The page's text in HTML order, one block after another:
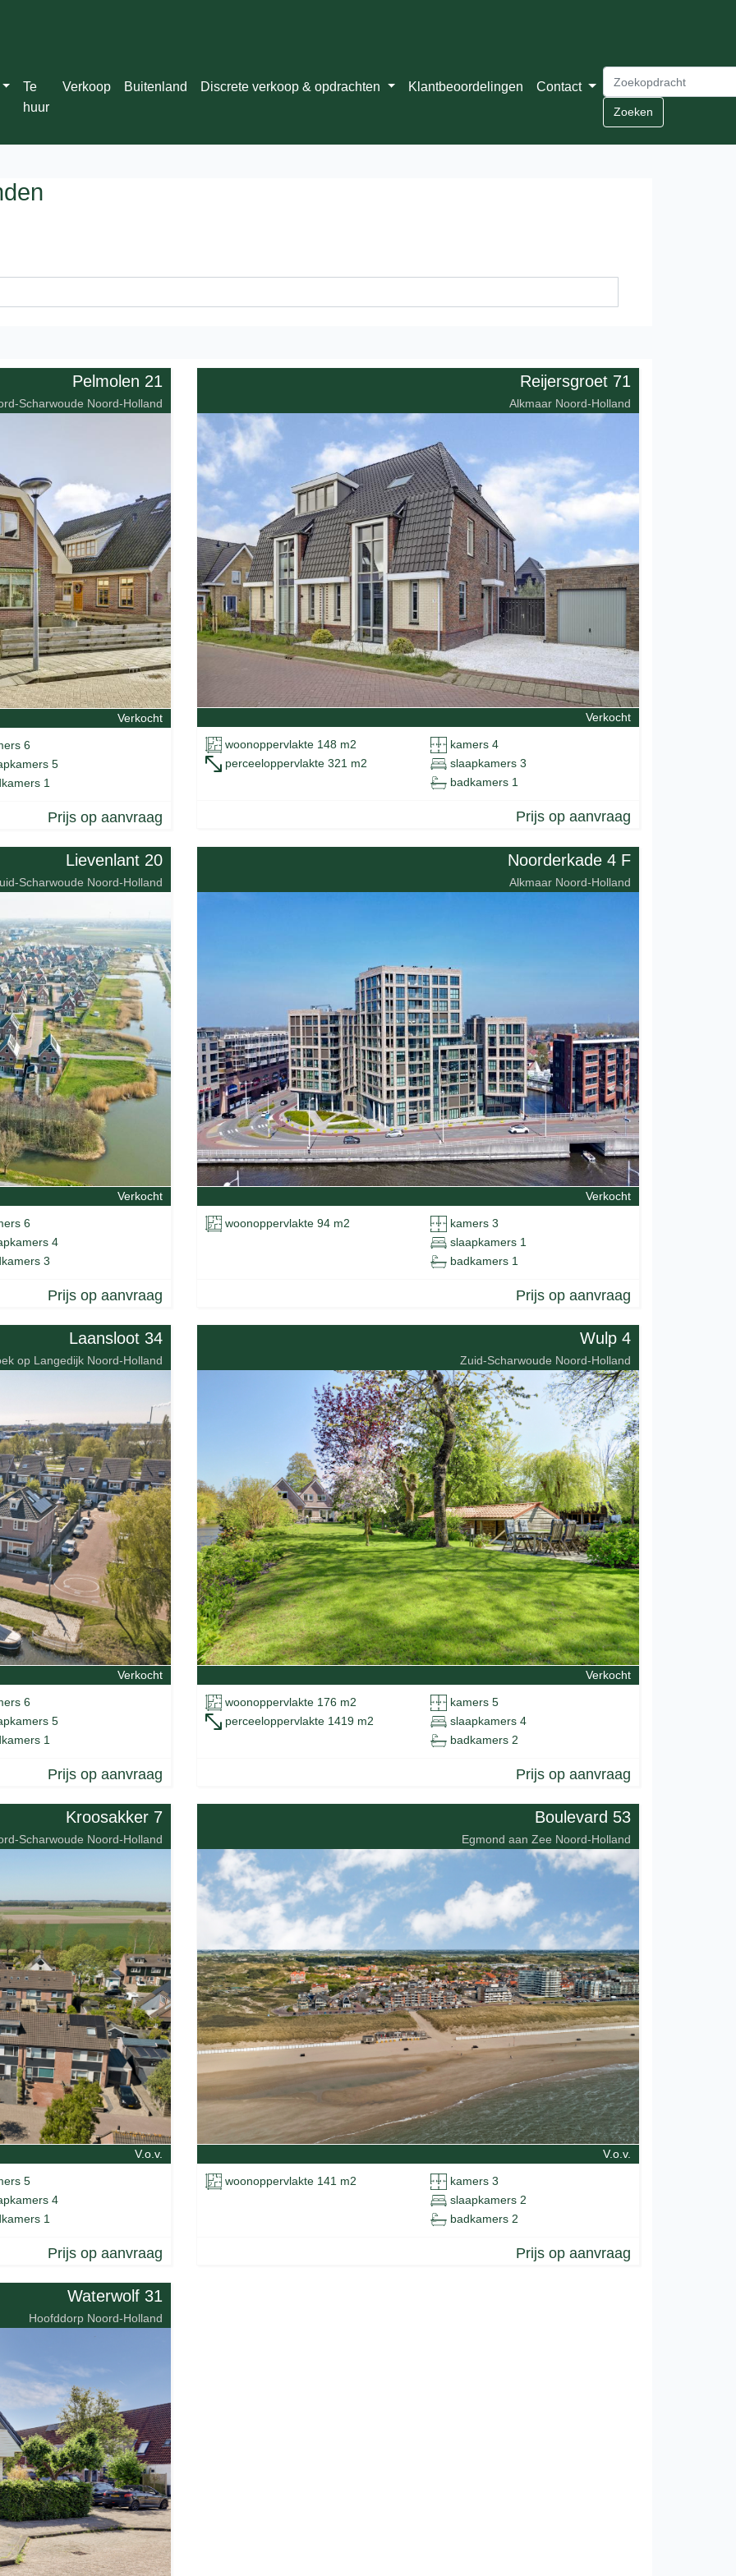
Te
huur
Verkoop Buitenland Discrete verkoop & opdrachten Klantbeoordelingen Contact
Zoeken
Pelmolen 21
Scharwoude Noord-Holland
Verkocht
6
5
1
Prijs op aanvraag
Reijersgroet 71
Alkmaar Noord-Holland
Verkocht
woonoppervlakte 148 m2
perceeloppervlakte 321 m2
kamers 4
slaapkamers 3
badkamers 1
Prijs op aanvraag
Lievenlant 20
Scharwoude Noord-Holland
Verkocht
6
4
3
Prijs op aanvraag
Noorderkade 4 F
Alkmaar Noord-Holland
Verkocht
woonoppervlakte 94 m2
kamers 3
slaapkamers 1
badkamers 1
Prijs op aanvraag
Laansloot 34
op Langedijk Noord-Holland
Verkocht
6
5
1
Prijs op aanvraag
Wulp 4
Zuid-Scharwoude Noord-Holland
Verkocht
woonoppervlakte 176 m2
perceeloppervlakte 1419 m2
kamers 5
slaapkamers 4
badkamers 2
Prijs op aanvraag
Kroosakker 7
Scharwoude Noord-Holland
V.o.v.
5
4
1
Prijs op aanvraag
Boulevard 53
Egmond aan Zee Noord-Holland
V.o.v.
woonoppervlakte 141 m2
kamers 3
slaapkamers 2
badkamers 2
Prijs op aanvraag
Waterwolf 31
Hoofddorp Noord-Holland